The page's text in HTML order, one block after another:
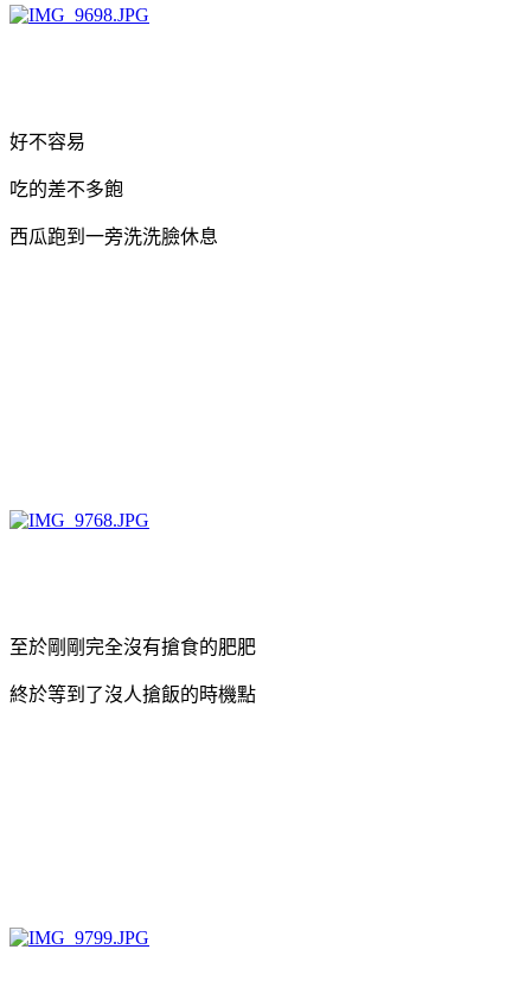
好不容易
吃的差不多飽
西瓜跑到一旁洗洗臉休息
至於剛剛完全沒有搶食的肥肥
終於等到了沒人搶飯的時機點